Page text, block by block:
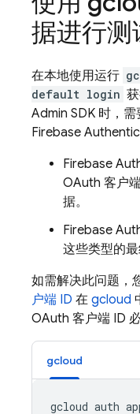
据进行测
在本地使用运行
default login
Admin SDK 时，需
Firebase
Firebase
OAuth 客户
据。
Firebase
这些类型的最
如需解决此问题，
户端 ID 在 gcloud
OAuth 客户端 ID
gcloud